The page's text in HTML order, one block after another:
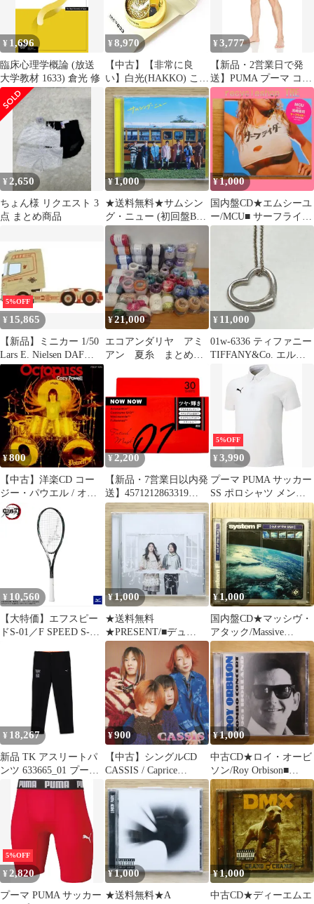
HF9633-010
ト(01)
¥ 1,696
臨床心理学概論 (放送
大学教材 1633) 倉光 修
¥ 8,970
【中古】【非常に良
い】白光(HAKKO) こて
台 633-01 bme6fzu
¥3,777
【新品・2営業日で発
送】PUMA プーマ コン
プレッション_ショート
タイツ (656333) 色 :
01PUMA_RED-P サイズ
: XXL
¥ 2,650
ちょん様 リクエスト 3
点 まとめ商品
¥ 1,000
★送料無料★サムシン
グ・ニュー (初回盤B)/■
ジャニーズWEST/ジャ
ニーズ
WEST【4582515770921/
JECN0633】E03019
¥1,000
国内盤CD★エムシーユ
ー/MCU■ サーフライダ
ー/6月の未完成
【BVCR19633/49880176
25620】J02741
5%OFF
¥ 15,865
【新品】ミニカー 1/50
Lars E. Nielsen DAF
XG+ 6X2 TAG AXLE
[01-4633]
¥21,000
エコアンダリヤ アミ
アン 夏糸 まとめ売
¥ 11,000
01w-6336 ティファニー
TIFFANY&Co. エル
サ・ペレッティ オープ
ンハートネックレス シ
ルバー925 箱・保存袋
あり レディース ネック
¥800
【中古】洋楽CD コー
ジー・パウエル / オク
トパス
¥2,200
【新品・7営業日以内発
送】4571212863319
NOWNOW FACIAL
MASK ナウナウフェイ
スマスク 01 レッド 30
枚入【沖縄離島販売不
可】
5%OFF
¥3,990
プーマ PUMA サッカー
SS ポロシャツ メンズ
トップス 襟 ワンポイン
ト ロゴ ウェア 吸水速
乾 ゴルフ ドライニット
ショートスリーブ ボタ
ンダウンポロシャツ 普
段着 日常生活 656336
01 ホワイト
¥ 10,560
【大特価】エフスピー
ドS-01／F SPEED S-01
63JTN26330 00Ｘ
¥1,000
★送料無料
★PRESENT/■デュ
ー/Dew【498800256899
4/VICL63330】D05349
¥1,000
国内盤CD★マッシヴ・
アタック/Massive
Attack■ アウト・オブ・
ザ・ブルー
【CTCR11063/49458171
10633】S72074
¥ 18,267
新品 TK アスリートパ
ンツ 633665_01 プーマ
ブラック_M
¥900
【中古】シングルCD
CASSIS / Caprice
Rhyme/Ready Lies/Scene
¥1,000
中古CD★ロイ・オービ
ソン/Roy Orbison■
Combo Concert: Holland
1965
【HCC1965D/063325165
0221】V76330
5%OFF
¥ 2,820
プーマ PUMA サッカー
¥1,000
★送料無料★A
¥1,000
中古CD★ディーエムエ